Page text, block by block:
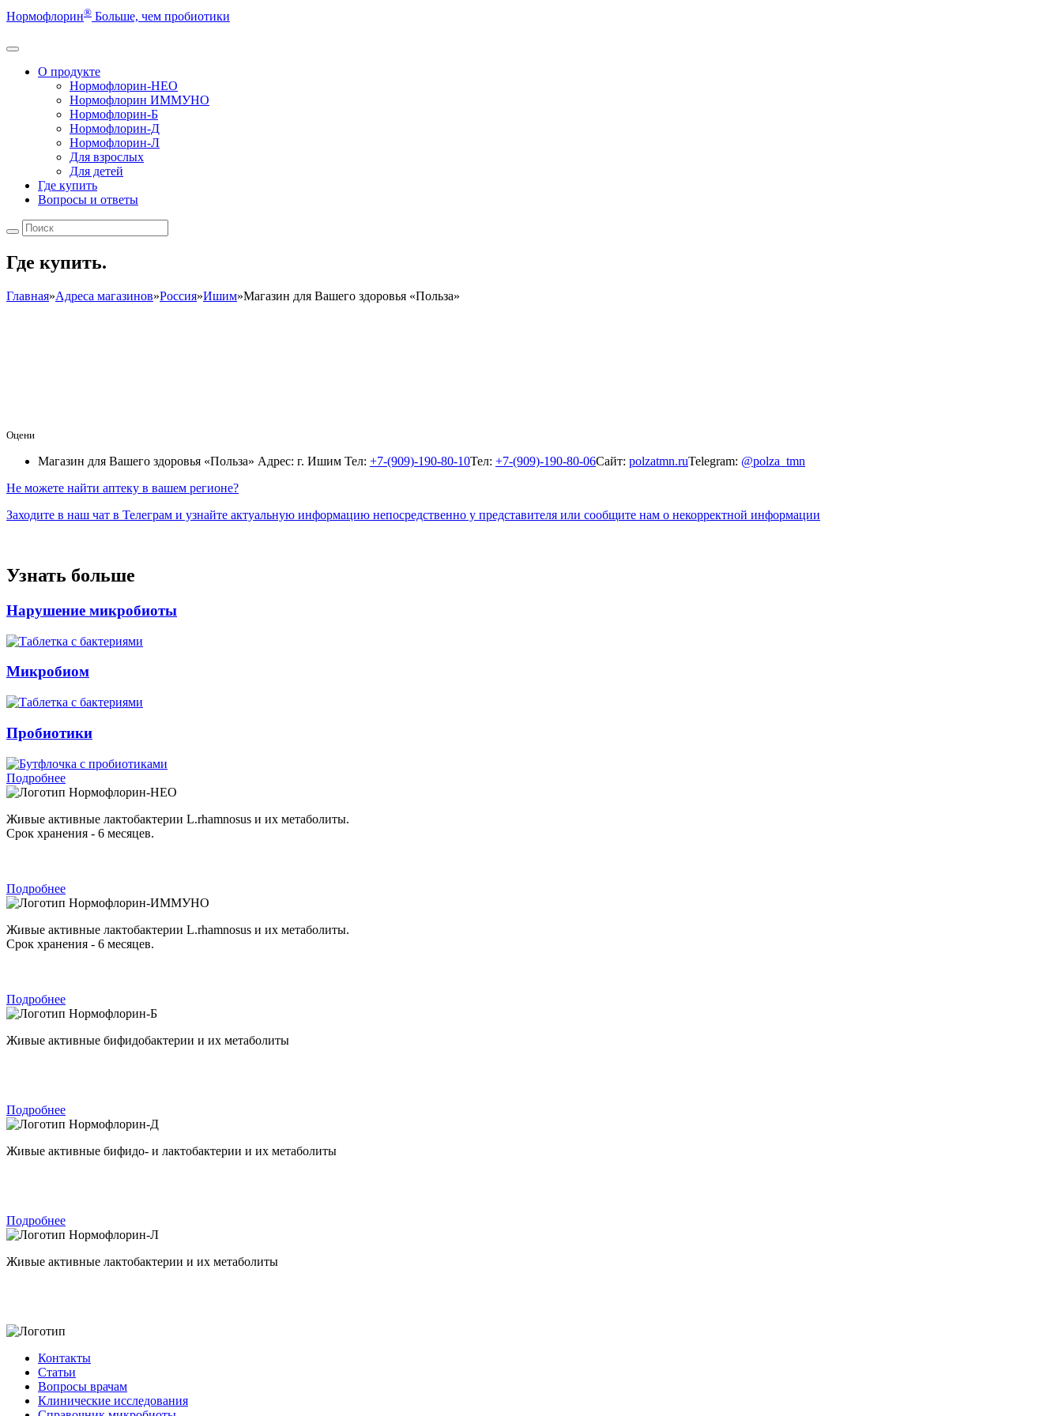
Нормофлорин® Больше, чем пробиотики
О продукте
Нормофлорин-НЕО
Нормофлорин ИММУНО
Нормофлорин-Б
Нормофлорин-Д
Нормофлорин-Л
Для взрослых
Для детей
Где купить
Вопросы и ответы
Где купить.
Главная»Адреса магазинов»Россия»Ишим»Магазин для Вашего здоровья «Польза»
Оцени
Магазин для Вашего здоровья «Польза» Адрес: г. Ишим Тел: +7-(909)-190-80-10Тел: +7-(909)-190-80-06Сайт: polzatmn.ruTelegram: @polza_tmn
Не можете найти аптеку в вашем регионе?
Заходите в наш чат в Телеграм и узнайте актуальную информацию непосредственно у представителя или сообщите нам о некорректной информации
Узнать больше
Нарушение микробиоты
Микробиом
Пробиотики
Подробнее
Нормофлорин-НЕО
Живые активные лактобактерии L.rhamnosus и их метаболиты.
Срок хранения - 6 месяцев.
Подробнее
Нормофлорин-ИММУНО
Живые активные лактобактерии L.rhamnosus и их метаболиты.
Срок хранения - 6 месяцев.
Подробнее
Нормофлорин-Б
Живые активные бифидобактерии и их метаболиты
Подробнее
Нормофлорин-Д
Живые активные бифидо- и лактобактерии и их метаболиты
Подробнее
Нормофлорин-Л
Живые активные лактобактерии и их метаболиты
Контакты
Статьи
Вопросы врачам
Клинические исследования